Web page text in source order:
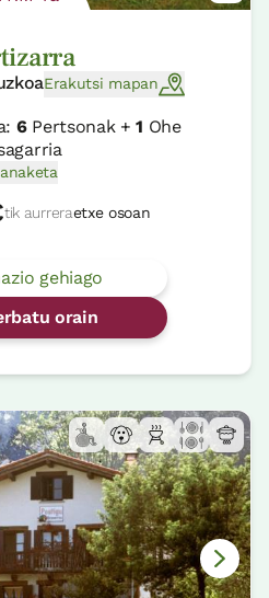
Erakutsi mapan
6Pertsonak +1 Ohe
tik aurreraetxe osoan
gehiago
orain